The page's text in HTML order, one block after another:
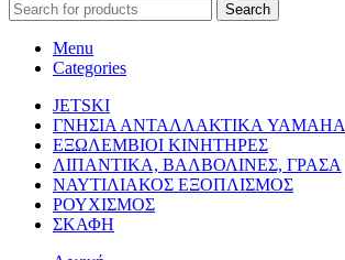
Search
Menu
Categories
JETSKI
ΓΝΗΣΙΑ ΑΝΤΑΛΛΑΚΤΙΚΑ YAMAHA
ΕΞΩΛΕΜΒΙΟΙ ΚΙΝΗΤΗΡΕΣ
ΛΙΠΑΝΤΙΚΑ, ΒΑΛΒΟΛΙΝΕΣ, ΓΡΑΣΑ
ΝΑΥΤΙΛΙΑΚΟΣ ΕΞΟΠΛΙΣΜΟΣ
ΡΟΥΧΙΣΜΟΣ
ΣΚΑΦΗ